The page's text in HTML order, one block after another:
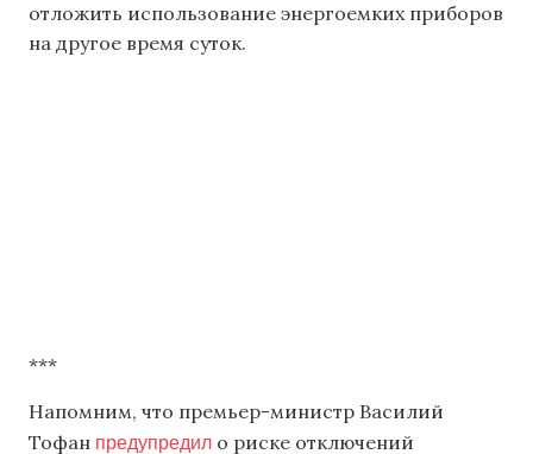
отложить использование энергоемких приборов
на другое время суток.
***
Напомним, что премьер-министр Василий
Тофан предупредил о риске отключений